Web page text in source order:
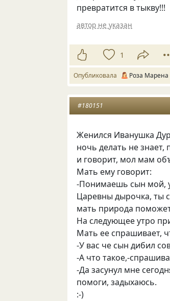
превратится в тыкву!!!
автор не указан
1
Опубликовала Роза Марена
#180151
Женился Иванушка
ночь делать не
и говорит, мол мам
Мать ему говорит:
-Понимаешь сын мой,
Царевны дырочка, ты
мать природа
На следующее утро
Мать ее спрашивает,
-У вас че сын дибил
-А что такое,-
-Да засунул мне
помоги, задыхаюсь.
:-)